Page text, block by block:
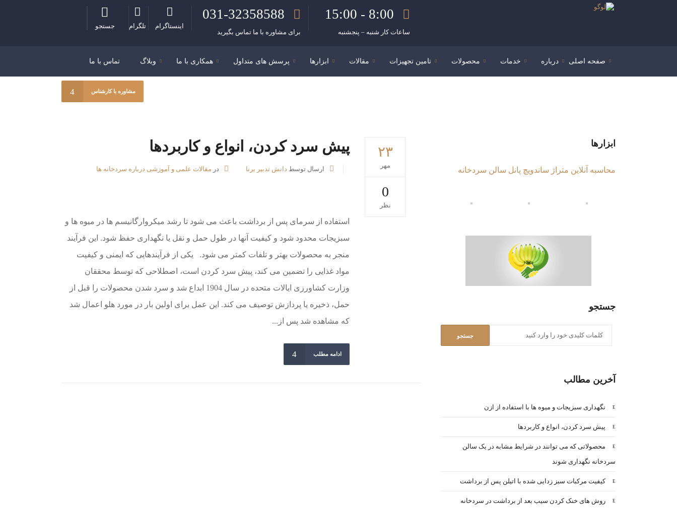
8:00 - 15:00
ساعات کار شنبه – پنجشنبه
031-32358588
برای مشاوره با ما تماس بگیرید
اینستاگرام تلگرام جستجو
صفحه اصلی درباره خدمات محصولات تامین تجهیزات مقالات ابزارها پرسش های متداول همکاری با ما وبلاگ تماس با ما
مشاوره با کارشناس
۲۳
مهر
0
نظر
پیش سرد کردن، انواع و کاربردها
ارسال توسط دانش تدبیر برنا در مقالات علمی و آموزشی درباره سردخانه ها
استفاده از سرمای پس از برداشت باعث می شود تا رشد میکروارگانیسم ها در میوه ها و
سبزیجات محدود شود و کیفیت آنها در طول حمل و نقل یا نگهداری حفظ شود. این فرآیند
منجر به محصولات بهتر و تلفات کمتر می شود. یکی از فرآیندهایی که ایمنی و کیفیت
مواد غذایی را تضمین می کند، پیش سرد کردن است، اصطلاحی که توسط محققان
وزارت کشاورزی ایالات متحده در سال 1904 ابداع شد و سرد شدن محصولات را قبل از
حمل، ذخیره یا پردازش توصیف می کند. این عمل برای اولین بار در مورد هلو اعمال شد
که مشاهده شد پس از...
ادامه مطلب
ابزارها
محاسبه آنلاین متراژ ساندویچ پانل سالن سردخانه
جستجو
آخرین مطالب
نگهداری سبزیجات و میوه ها با استفاده از ازن
پیش سرد کردن، انواع و کاربردها
محصولاتی که می توانند در شرایط مشابه در یک سالن
سردخانه نگهداری شوند
کیفیت مرکبات سبز زدایی شده با اتیلن پس از برداشت
روش های خنک کردن سیب بعد از برداشت در سردخانه